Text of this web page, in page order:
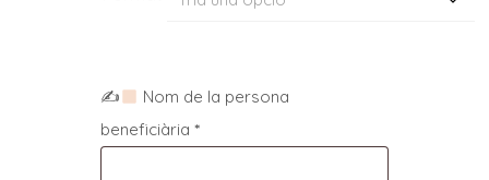
✍
Nom de la persona
beneficiària *